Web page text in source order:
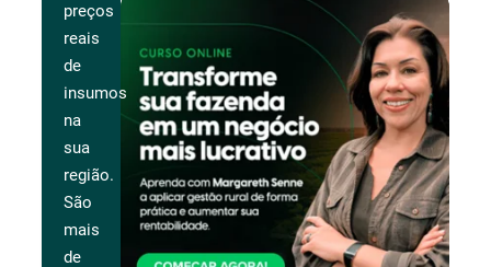
preços
reais
de
insumos
na
sua
região.
São
mais
de